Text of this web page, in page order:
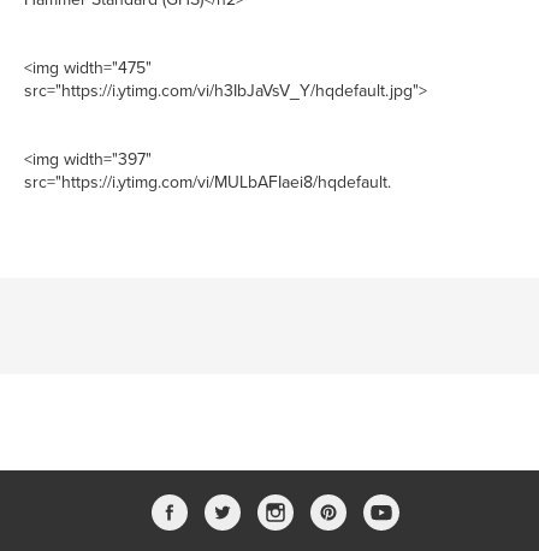
<img width="475"
src="https://i.ytimg.com/vi/h3IbJaVsV_Y/hqdefault.jpg">
<img width="397"
src="https://i.ytimg.com/vi/MULbAFIaei8/hqdefault.